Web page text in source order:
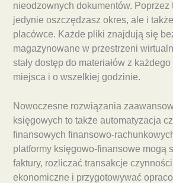
nieodzownych dokumentów. Poprzez
jedynie oszczędzasz okres, ale i
placówce. Każde pliki znajdują się
magazynowane w przestrzeni
stały dostęp do materiałów z
miejsca i o wszelkiej godzinie.
Nowoczesne rozwiązania
księgowych to także automatyzacja
finansowych finansowo-
platformy księgowo-finansowe mogą
faktury, rozliczać transakcje
ekonomiczne i przygotowywać